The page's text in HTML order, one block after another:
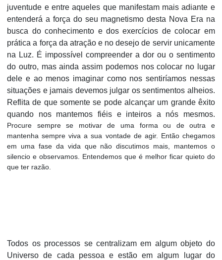
juventude e entre aqueles que manifestam mais adiante e
entenderá a força do seu magnetismo desta Nova Era na
busca do conhecimento e dos exercícios de colocar em
prática a força da atração e no desejo de servir unicamente
na Luz. É impossível compreender a dor ou o sentimento
do outro, mas ainda assim podemos nos colocar no lugar
dele e ao menos imaginar como nos sentiríamos nessas
situações e jamais devemos julgar os sentimentos alheios.
Reflita de que somente se pode alcançar um grande êxito
quando nos mantemos fiéis e inteiros a nós mesmos.
Procure sempre se motivar de uma forma ou de outra e
mantenha sempre viva a sua vontade de agir. Então chegamos
em uma fase da vida que não discutimos mais, mantemos o
silencio e observamos. Entendemos que é melhor ficar quieto do
que ter razão.
Todos os processos se centralizam em algum objeto do
Universo de cada pessoa e estão em algum lugar do